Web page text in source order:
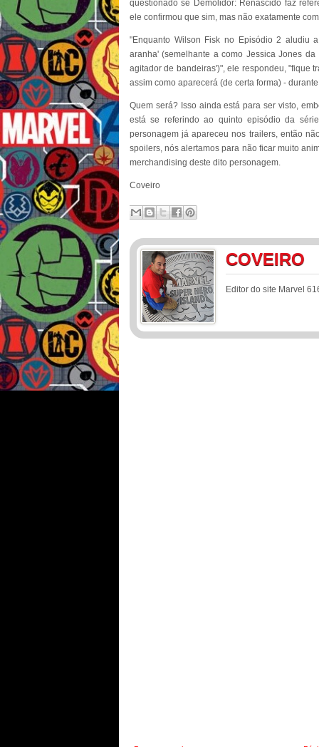
questionado se Demolidor: Renascido faz
ele confirmou que sim, mas não exatamente
"Enquanto Wilson Fisk no Episódio 2 aludiu
aranha' (semelhante a como Jessica Jones
agitador de bandeiras')", ele respondeu, "fique
assim como aparecerá (de certa forma) -
Quem será? Isso ainda está para ser visto,
está se referindo ao quinto episódio da
personagem já apareceu nos trailers, então
spoilers, nós alertamos para não ficar muito
merchandising deste dito personagem.
Coveiro
COVEIRO
Editor do site Marvel